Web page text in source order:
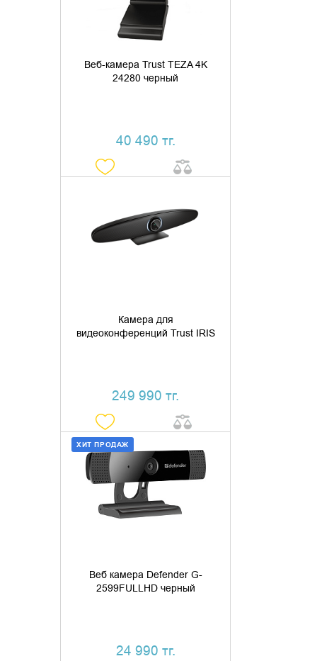
Веб-камера Trust TEZA 4K
24280 черный
40 490 тг.
Камера для
видеоконференций Trust IRIS
249 990 тг.
ДОБАВИТЬ В КОРЗИНУ
Веб камера Defender G-
2599FULLHD черный
24 990 тг.
ХИТ ПРОДАЖ
ДОБАВИТЬ В КОРЗИНУ
КУПИТЬ В 1 КЛИК